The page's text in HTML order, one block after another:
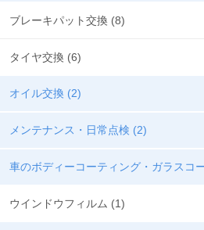
ブレーキパット交換 (8)
タイヤ交換 (6)
オイル交換 (2)
メンテナンス・日常点検 (2)
車のボディーコーティング・ガラスコ
ウインドウフィルム (1)